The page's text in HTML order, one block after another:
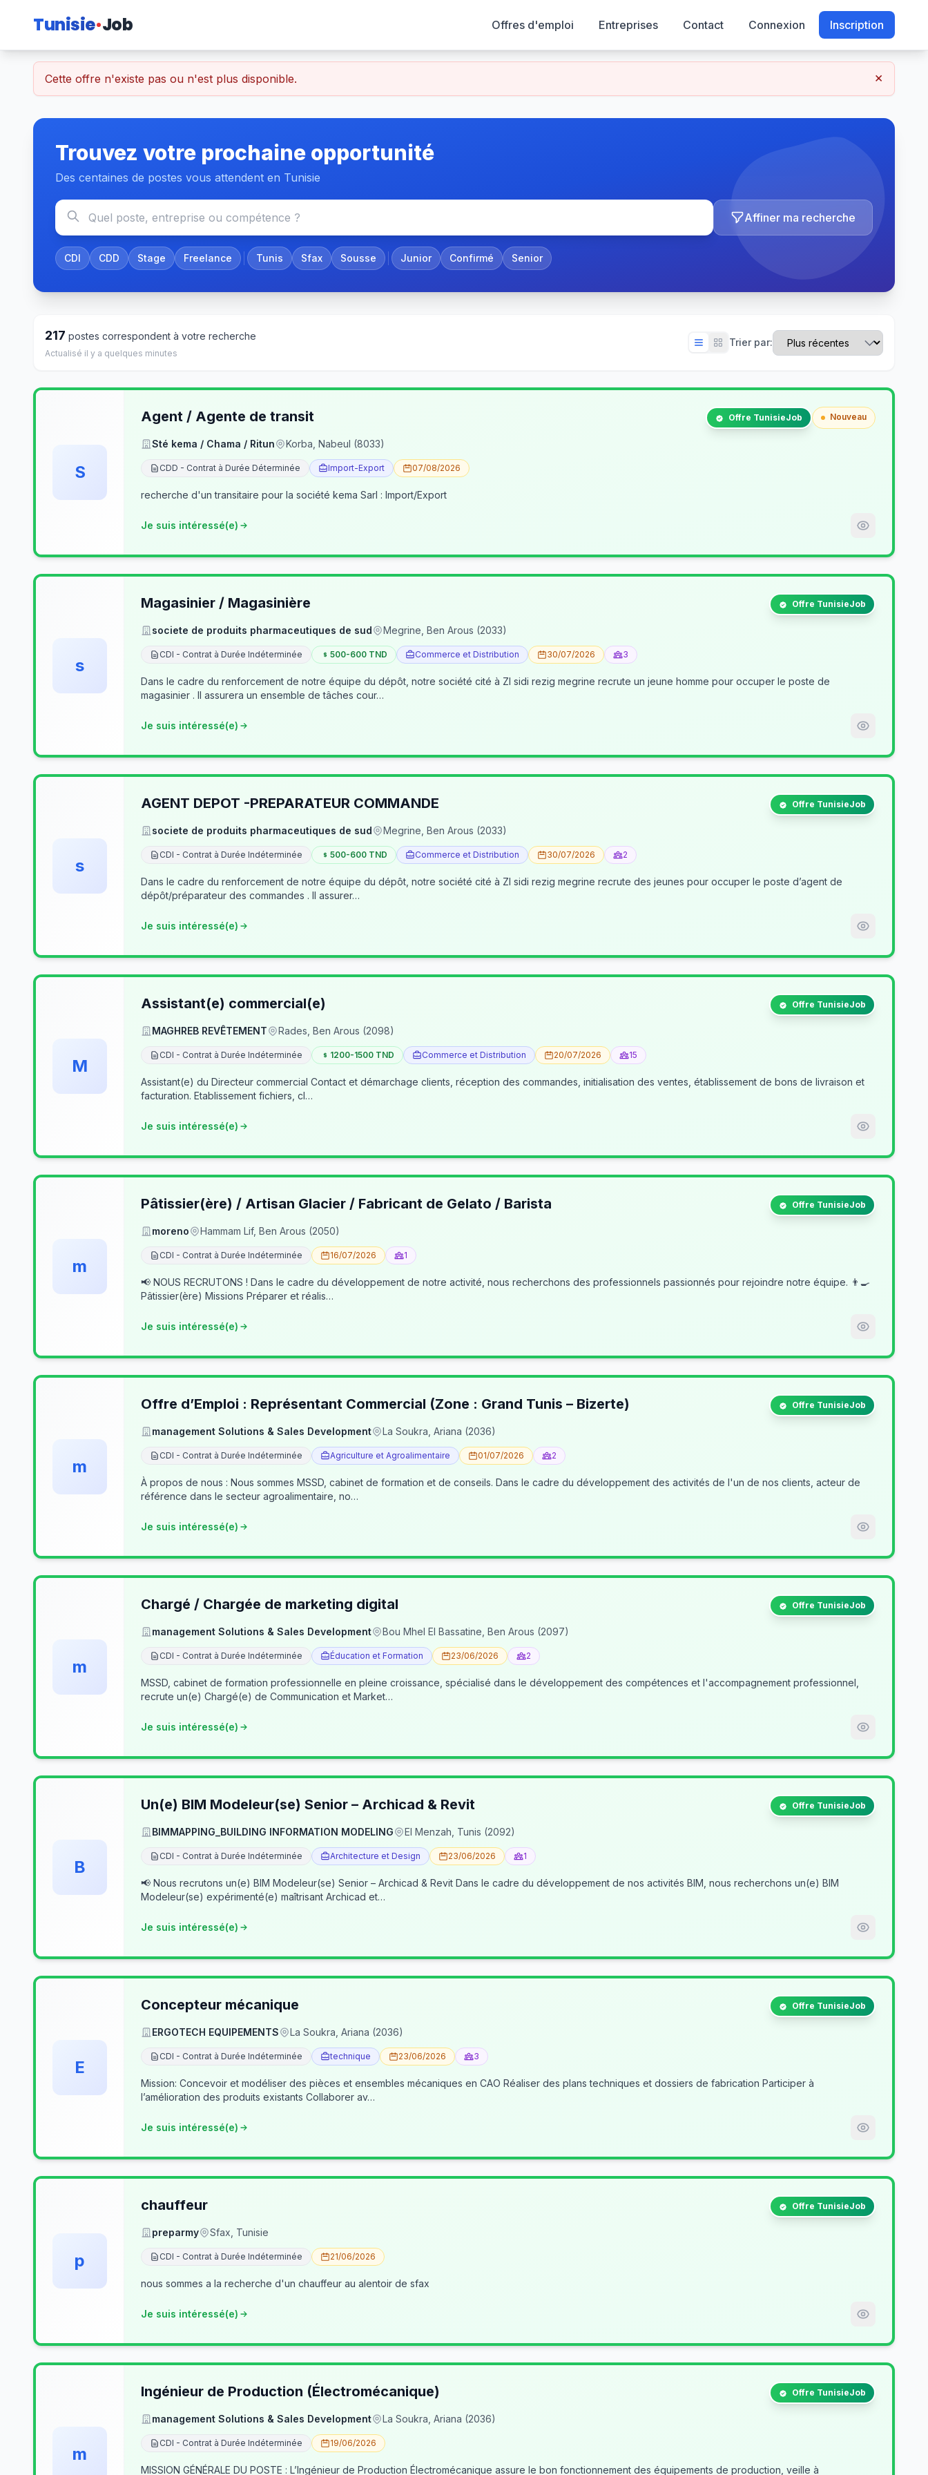
Tunisie Job Offres d'emploi Entreprises Contact Connexion Inscription
Cette offre n'existe pas ou n'est plus disponible. ×
Trouvez votre prochaine opportunité
Des centaines de postes vous attendent en Tunisie
Affiner ma recherche
CDI CDD Stage Freelance Tunis Sfax Sousse Junior Confirmé Senior
217 postes correspondent à votre recherche
Actualisé il y a quelques minutes
Trier par:
S
Agent / Agente de transit Offre TunisieJob Nouveau
Sté kema / Chama / Ritun Korba, Nabeul (8033)
CDD - Contrat à Durée Déterminée Import-Export 07/08/2026
recherche d'un transitaire pour la société kema Sarl : Import/Export
Je suis intéressé(e)
s
Magasinier / Magasinière Offre TunisieJob
societe de produits pharmaceutiques de sud Megrine, Ben Arous (2033)
CDI - Contrat à Durée Indéterminée 500-600 TND Commerce et Distribution 30/07/2026 3
Dans le cadre du renforcement de notre équipe du dépôt, notre société cité à ZI sidi rezig megrine recrute un jeune homme pour occuper le poste de
magasinier . Il assurera un ensemble de tâches cour…
Je suis intéressé(e)
s
AGENT DEPOT -PREPARATEUR COMMANDE Offre TunisieJob
societe de produits pharmaceutiques de sud Megrine, Ben Arous (2033)
CDI - Contrat à Durée Indéterminée 500-600 TND Commerce et Distribution 30/07/2026 2
Dans le cadre du renforcement de notre équipe du dépôt, notre société cité à ZI sidi rezig megrine recrute des jeunes pour occuper le poste d’agent de
dépôt/préparateur des commandes . Il assurer…
Je suis intéressé(e)
M
Assistant(e) commercial(e) Offre TunisieJob
MAGHREB REVÊTEMENT Rades, Ben Arous (2098)
CDI - Contrat à Durée Indéterminée 1200-1500 TND Commerce et Distribution 20/07/2026 15
Assistant(e) du Directeur commercial Contact et démarchage clients, réception des commandes, initialisation des ventes, établissement de bons de livraison et
facturation. Etablissement fichiers, cl…
Je suis intéressé(e)
m
Pâtissier(ère) / Artisan Glacier / Fabricant de Gelato / Barista Offre TunisieJob
moreno Hammam Lif, Ben Arous (2050)
CDI - Contrat à Durée Indéterminée 16/07/2026 1
📢 NOUS RECRUTONS ! Dans le cadre du développement de notre activité, nous recherchons des professionnels passionnés pour rejoindre notre équipe. 👨‍🍳
Pâtissier(ère) Missions Préparer et réalis…
Je suis intéressé(e)
m
Offre d’Emploi : Représentant Commercial (Zone : Grand Tunis – Bizerte) Offre TunisieJob
management Solutions & Sales Development La Soukra, Ariana (2036)
CDI - Contrat à Durée Indéterminée Agriculture et Agroalimentaire 01/07/2026 2
À propos de nous : Nous sommes MSSD, cabinet de formation et de conseils. Dans le cadre du développement des activités de l'un de nos clients, acteur de
référence dans le secteur agroalimentaire, no…
Je suis intéressé(e)
m
Chargé / Chargée de marketing digital Offre TunisieJob
management Solutions & Sales Development Bou Mhel El Bassatine, Ben Arous (2097)
CDI - Contrat à Durée Indéterminée Éducation et Formation 23/06/2026 2
MSSD, cabinet de formation professionnelle en pleine croissance, spécialisé dans le développement des compétences et l'accompagnement professionnel,
recrute un(e) Chargé(e) de Communication et Market…
Je suis intéressé(e)
B
Un(e) BIM Modeleur(se) Senior – Archicad & Revit Offre TunisieJob
BIMMAPPING_BUILDING INFORMATION MODELING El Menzah, Tunis (2092)
CDI - Contrat à Durée Indéterminée Architecture et Design 23/06/2026 1
📢 Nous recrutons un(e) BIM Modeleur(se) Senior – Archicad & Revit Dans le cadre du développement de nos activités BIM, nous recherchons un(e) BIM
Modeleur(se) expérimenté(e) maîtrisant Archicad et…
Je suis intéressé(e)
E
Concepteur mécanique Offre TunisieJob
ERGOTECH EQUIPEMENTS La Soukra, Ariana (2036)
CDI - Contrat à Durée Indéterminée technique 23/06/2026 3
Mission: Concevoir et modéliser des pièces et ensembles mécaniques en CAO Réaliser des plans techniques et dossiers de fabrication Participer à
l’amélioration des produits existants Collaborer av…
Je suis intéressé(e)
p
chauffeur Offre TunisieJob
preparmy Sfax, Tunisie
CDI - Contrat à Durée Indéterminée 21/06/2026
nous sommes a la recherche d'un chauffeur au alentoir de sfax
Je suis intéressé(e)
m
Ingénieur de Production (Électromécanique) Offre TunisieJob
management Solutions & Sales Development La Soukra, Ariana (2036)
CDI - Contrat à Durée Indéterminée 19/06/2026
MISSION GÉNÉRALE DU POSTE : L’Ingénieur de Production Électromécanique assure le bon fonctionnement des équipements de production, veille à